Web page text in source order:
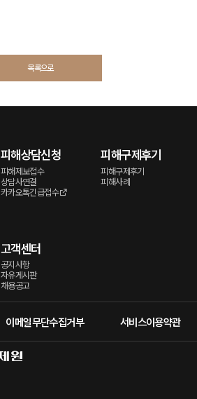
목록으로
피해상담신청
피해제보접수
상담사연결
카카오톡긴급접수
피해구제후기
피해구제후기
피해사례
고객센터
공지사항
자유게시판
채용공고
이메일무단수집거부 서비스이용약관